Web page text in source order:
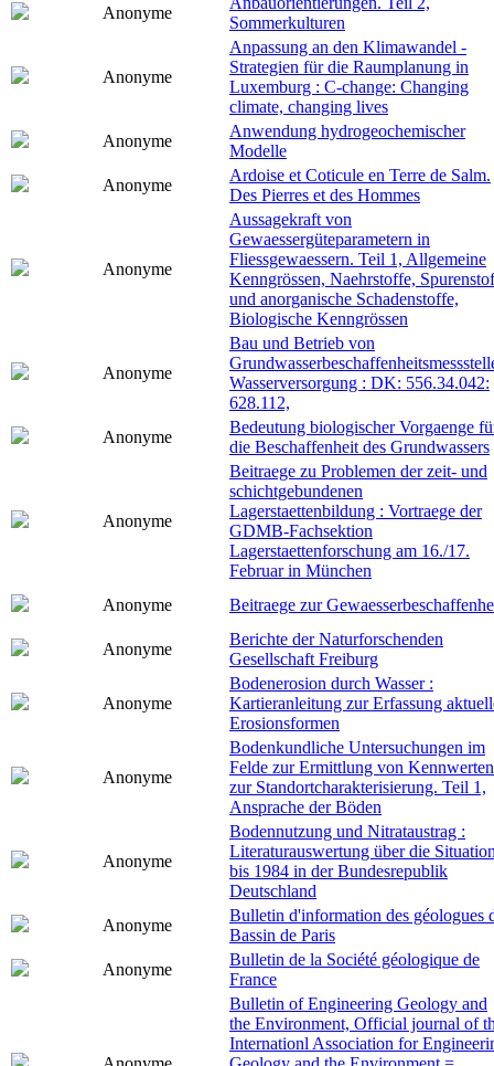
Anonyme
Sommerkulturen
Anonyme
Anpassung an den Klimawandel -
Strategien für die Raumplanung in
Luxemburg : C-change: Changing
climate, changing lives
Anonyme
Anwendung hydrogeochemischer
Modelle
Anonyme
Ardoise et Coticule en Terre de Salm.
Des Pierres et des Hommes
Anonyme
Aussagekraft von
Gewaessergüteparametern in
Fliessgewaessern. Teil 1, Allgemeine
Kenngrössen, Naehrstoffe,
und anorganische Schadenstoffe,
Biologische Kenngrössen
Anonyme
Bau und Betrieb von
Wasserversorgung : DK: 556.34.042:
628.112,
Anonyme
Bedeutung biologischer Vorgaenge
die Beschaffenheit des Grundwassers
Anonyme
Beitraege zu Problemen der zeit- und
schichtgebundenen
Lagerstaettenbildung : Vortraege der
GDMB-Fachsektion
Lagerstaettenforschung am 16./17.
Februar in München
Anonyme
Beitraege zur
Anonyme
Berichte der Naturforschenden
Gesellschaft Freiburg
Anonyme
Bodenerosion durch Wasser :
Kartieranleitung zur Erfassung
Erosionsformen
Anonyme
Bodenkundliche Untersuchungen im
Felde zur Ermittlung von Kennwerten
zur Standortcharakterisierung. Teil 1,
Ansprache der Böden
Anonyme
Bodennutzung und Nitrataustrag :
Literaturauswertung über die
bis 1984 in der Bundesrepublik
Deutschland
Anonyme
Bulletin d'information des géologues
Bassin de Paris
Anonyme
Bulletin de la Société géologique de
France
Bulletin of Engineering Geology and
the Environment, Official journal of
Internationl Association for